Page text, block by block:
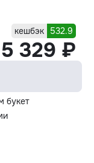
кешбэк
532.9
5 329 ₽
букет